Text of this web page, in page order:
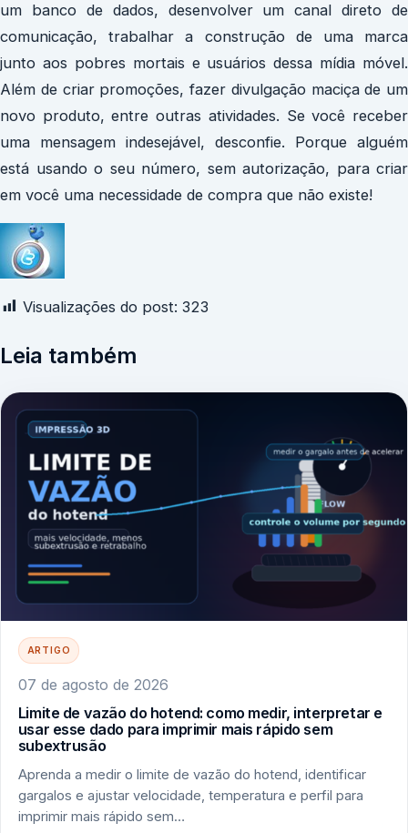
um banco de dados, desenvolver um canal direto de
comunicação, trabalhar a construção de uma marca
junto aos pobres mortais e usuários dessa mídia móvel.
Além de criar promoções, fazer divulgação maciça de um
novo produto, entre outras atividades. Se você receber
uma mensagem indesejável, desconfie. Porque alguém
está usando o seu número, sem autorização, para criar
em você uma necessidade de compra que não existe!
Visualizações do post: 323
Leia também
ARTIGO
07 de agosto de 2026
Limite de vazão do hotend: como medir, interpretar e
usar esse dado para imprimir mais rápido sem
subextrusão
Aprenda a medir o limite de vazão do hotend, identificar
gargalos e ajustar velocidade, temperatura e perfil para
imprimir mais rápido sem…